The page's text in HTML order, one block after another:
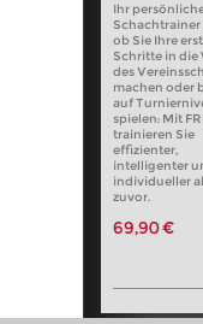
Ihr
Schachtrainer
ob Sie Ihre
Schritte in die
des
machen oder
auf
spielen: Mit
trainieren Sie
effizienter,
intelligenter
individueller
zuvor.
69,90 €